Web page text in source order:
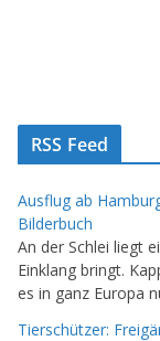
RSS Feed
Ausflug ab
Bilderbuch
An der Schlei liegt
Einklang bringt.
es in ganz Europa
Tierschützer: